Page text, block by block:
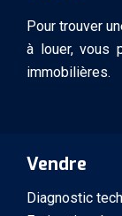
Pour trouver
à louer, vous
immobilières.
Vendre
Diagnostic